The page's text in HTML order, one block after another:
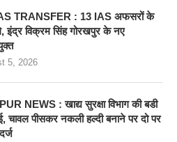
TRANSFER : 13 IAS अफसरों के
इंद्र विक्रम सिंह गोरखपुर के नए
5, 2026
NEWS : खाद्य सुरक्षा विभाग की बडी
चावल पीसकर नकली हल्दी बनाने पर दो पर